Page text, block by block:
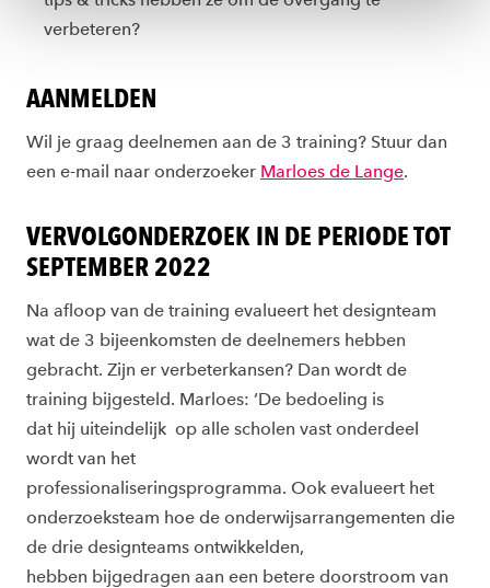
onscookiestatement.
verbeteren?
AANMELDEN
Wil je graag deelnemen aan de 3 training? Stuur dan
een e-mail naar onderzoeker Marloes de Lange.
VERVOLGONDERZOEK IN DE PERIODE TOT
SEPTEMBER 2022
Na afloop van de training evalueert het designteam
wat de 3 bijeenkomsten de deelnemers hebben
gebracht. Zijn er verbeterkansen? Dan wordt de
training bijgesteld. Marloes: ‘De bedoeling is
dat hij uiteindelijk op alle scholen vast onderdeel
wordt van het
professionaliseringsprogramma. Ook evalueert het
onderzoeksteam hoe de onderwijsarrangementen die
de drie designteams ontwikkelden,
hebben bijgedragen aan een betere doorstroom van